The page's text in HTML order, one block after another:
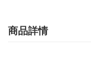
商品詳情